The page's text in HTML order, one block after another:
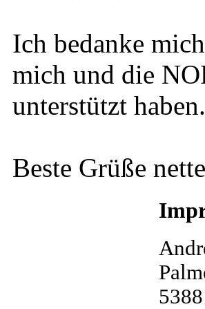
Ich bedanke
mich und die
unterstützt haben.
Beste Grüße